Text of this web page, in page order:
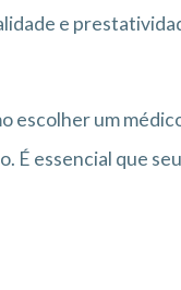
e
escolher um
É essencial que